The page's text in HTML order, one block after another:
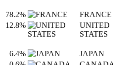
78.2%
FRANCE
12.8%
UNITED
STATES
6.4%
JAPAN